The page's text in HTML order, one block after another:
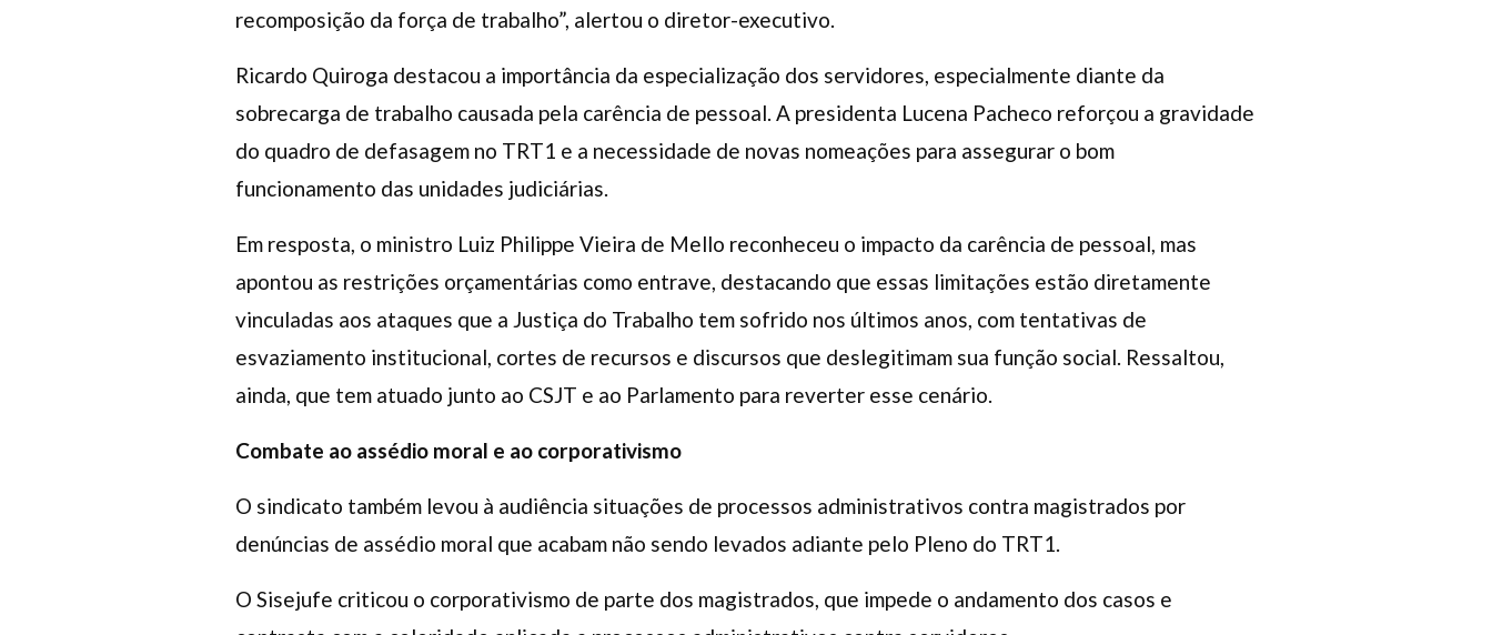
recomposição da força de trabalho”, alertou o diretor-executivo.
Ricardo Quiroga destacou a importância da especialização dos servidores, especialmente diante da
sobrecarga de trabalho causada pela carência de pessoal. A presidenta Lucena Pacheco reforçou a gravidade
do quadro de defasagem no TRT1 e a necessidade de novas nomeações para assegurar o bom
funcionamento das unidades judiciárias.
Em resposta, o ministro Luiz Philippe Vieira de Mello reconheceu o impacto da carência de pessoal, mas
apontou as restrições orçamentárias como entrave, destacando que essas limitações estão diretamente
vinculadas aos ataques que a Justiça do Trabalho tem sofrido nos últimos anos, com tentativas de
esvaziamento institucional, cortes de recursos e discursos que deslegitimam sua função social. Ressaltou,
ainda, que tem atuado junto ao CSJT e ao Parlamento para reverter esse cenário.
Combate ao assédio moral e ao corporativismo
O sindicato também levou à audiência situações de processos administrativos contra magistrados por
denúncias de assédio moral que acabam não sendo levados adiante pelo Pleno do TRT1.
O Sisejufe criticou o corporativismo de parte dos magistrados, que impede o andamento dos casos e